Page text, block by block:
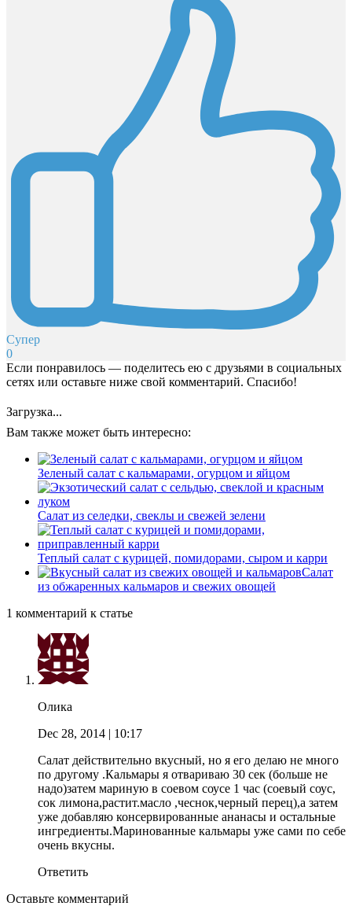
Супер
0
Если понравилось — поделитесь ею с друзьями в социальных
сетях или оставьте ниже свой комментарий. Спасибо!
Загрузка...
Вам также может быть интересно:
Зеленый салат с кальмарами, огурцом и яйцом
Салат из селедки, свеклы и свежей зелени
Теплый салат с курицей, помидорами, сыром и карри
Салат
из обжаренных кальмаров и свежих овощей
1 комментарий к статье
Олика
Dec 28, 2014 | 10:17
Салат действительно вкусный, но я его делаю не много
по другому .Кальмары я отвариваю 30 сек (больше не
надо)затем мариную в соевом соусе 1 час (соевый соус,
сок лимона,растит.масло ,чеснок,черный перец),а затем
уже добавляю консервированные ананасы и остальные
ингредиенты.Маринованные кальмары уже сами по себе
очень вкусны.
Ответить
Оставьте комментарий